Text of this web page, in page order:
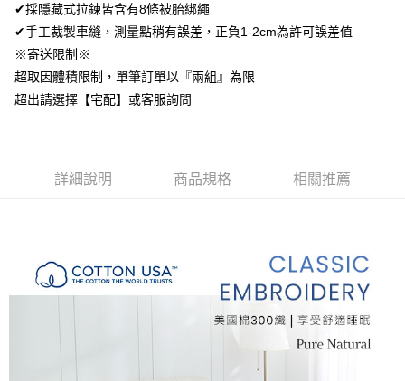
便利好安心！
１．簡單：不需註冊會員、不需綁卡、不需儲值。
２．便利：只要手機號碼，簡訊認證，即可結帳。
３．安心：先確認商品／服務後，再付款。
１．於結帳方式選擇「AFTEE先享後付」後，將跳轉至「AFTEE先享後付」
ATM／網路銀行／等多元方式進行付款，方視為交易完成。
※ 請注意：結帳手續完成當下不需立刻繳費，但若您需要取消訂單，請聯絡
客戶支援中心」https://netprotections.freshdesk.com/support/home
１．透過由恩沛科技股份有限公司提供之「AFTEE先享後付」服務完成之交
運送方式
全家取貨付款
免運費
7-11取貨付款
每筆NT$60，滿NT$499(含以上)免運費
宅配
每筆NT$100，滿NT$499(含以上)免運費
✔採隱藏式拉鍊皆含有8條被胎綁繩
✔手工裁製車縫，測量點稍有誤差，正負1-2cm為許可誤差值
※寄送限制※
超取因體積限制，單筆訂單以『兩組』為限
超出請選擇【宅配】或客服詢問
詳細說明 商品規格 相關推薦